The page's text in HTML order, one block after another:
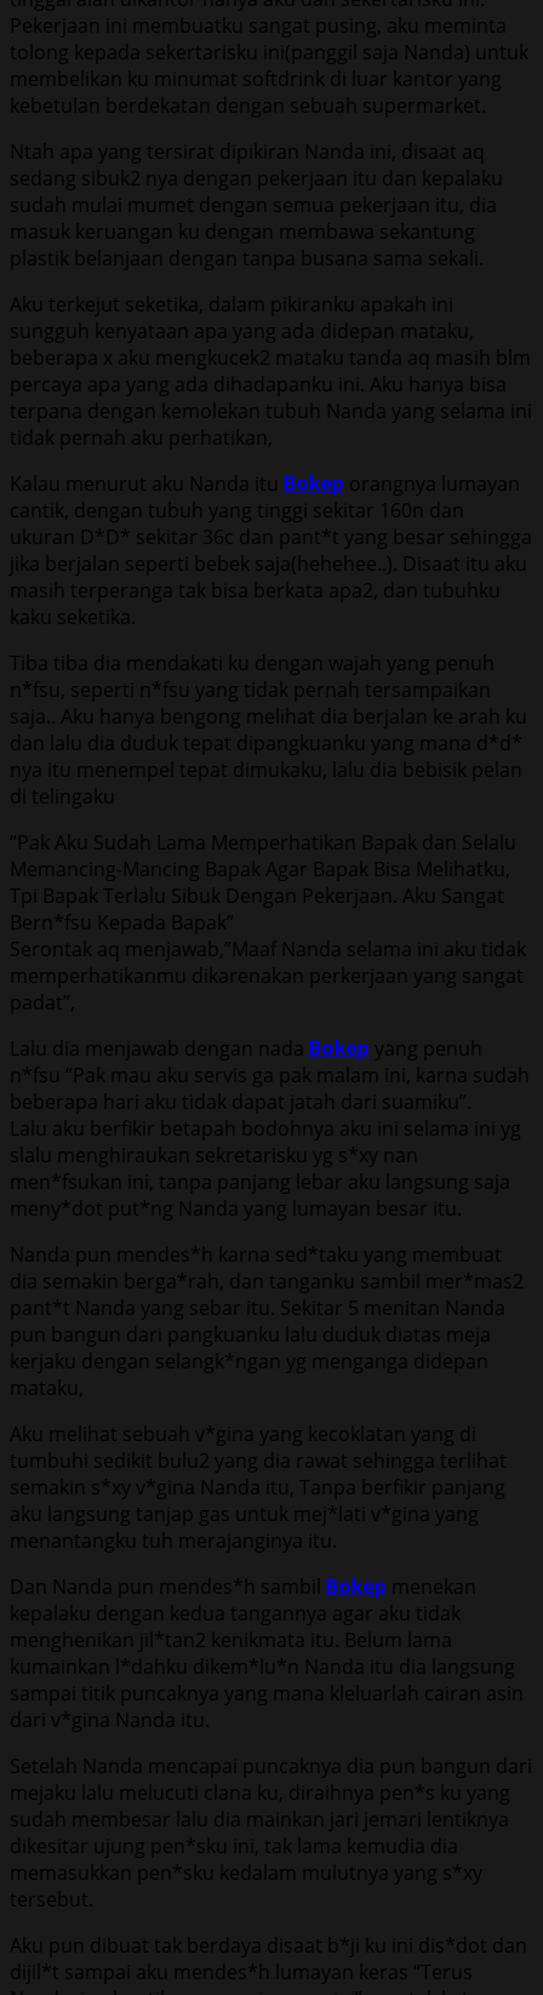
Pekerjaan ini membuatku sangat pusing, aku meminta
tolong kepada sekertarisku ini(panggil saja Nanda) untuk
membelikan ku minumat softdrink di luar kantor yang
kebetulan berdekatan dengan sebuah supermarket.
Ntah apa yang tersirat dipikiran Nanda ini, disaat aq
sedang sibuk2 nya dengan pekerjaan itu dan kepalaku
sudah mulai mumet dengan semua pekerjaan itu, dia
masuk keruangan ku dengan membawa sekantung
plastik belanjaan dengan tanpa busana sama sekali.
Aku terkejut seketika, dalam pikiranku apakah ini
sungguh kenyataan apa yang ada didepan mataku,
beberapa x aku mengkucek2 mataku tanda aq masih blm
percaya apa yang ada dihadapanku ini. Aku hanya bisa
terpana dengan kemolekan tubuh Nanda yang selama ini
tidak pernah aku perhatikan,
Kalau menurut aku Nanda itu Bokep orangnya lumayan
cantik, dengan tubuh yang tinggi sekitar 160n dan
ukuran D*D* sekitar 36c dan pant*t yang besar sehingga
jika berjalan seperti bebek saja(hehehee..). Disaat itu aku
masih terperanga tak bisa berkata apa2, dan tubuhku
kaku seketika.
Tiba tiba dia mendakati ku dengan wajah yang penuh
n*fsu, seperti n*fsu yang tidak pernah tersampaikan
saja.. Aku hanya bengong melihat dia berjalan ke arah ku
dan lalu dia duduk tepat dipangkuanku yang mana d*d*
nya itu menempel tepat dimukaku, lalu dia bebisik pelan
di telingaku
“Pak Aku Sudah Lama Memperhatikan Bapak dan Selalu
Memancing-Mancing Bapak Agar Bapak Bisa Melihatku,
Tpi Bapak Terlalu Sibuk Dengan Pekerjaan. Aku Sangat
Bern*fsu Kepada Bapak”
Serontak aq menjawab,”Maaf Nanda selama ini aku tidak
memperhatikanmu dikarenakan perkerjaan yang sangat
padat”,
Lalu dia menjawab dengan nada Bokep yang penuh
n*fsu “Pak mau aku servis ga pak malam ini, karna sudah
beberapa hari aku tidak dapat jatah dari suamiku”.
Lalu aku berfikir betapah bodohnya aku ini selama ini yg
slalu menghiraukan sekretarisku yg s*xy nan
men*fsukan ini, tanpa panjang lebar aku langsung saja
meny*dot put*ng Nanda yang lumayan besar itu.
Nanda pun mendes*h karna sed*taku yang membuat
dia semakin berga*rah, dan tanganku sambil mer*mas2
pant*t Nanda yang sebar itu. Sekitar 5 menitan Nanda
pun bangun dari pangkuanku lalu duduk diatas meja
kerjaku dengan selangk*ngan yg menganga didepan
mataku,
Aku melihat sebuah v*gina yang kecoklatan yang di
tumbuhi sedikit bulu2 yang dia rawat sehingga terlihat
semakin s*xy v*gina Nanda itu, Tanpa berfikir panjang
aku langsung tanjap gas untuk mej*lati v*gina yang
menantangku tuh merajanginya itu.
Dan Nanda pun mendes*h sambil Bokep menekan
kepalaku dengan kedua tangannya agar aku tidak
menghenikan jil*tan2 kenikmata itu. Belum lama
kumainkan l*dahku dikem*lu*n Nanda itu dia langsung
sampai titik puncaknya yang mana kleluarlah cairan asin
dari v*gina Nanda itu.
Setelah Nanda mencapai puncaknya dia pun bangun dari
mejaku lalu melucuti clana ku, diraihnya pen*s ku yang
sudah membesar lalu dia mainkan jari jemari lentiknya
dikesitar ujung pen*sku ini, tak lama kemudia dia
memasukkan pen*sku kedalam mulutnya yang s*xy
tersebut.
Aku pun dibuat tak berdaya disaat b*ji ku ini dis*dot dan
dijil*t sampai aku mendes*h lumayan keras “Terus